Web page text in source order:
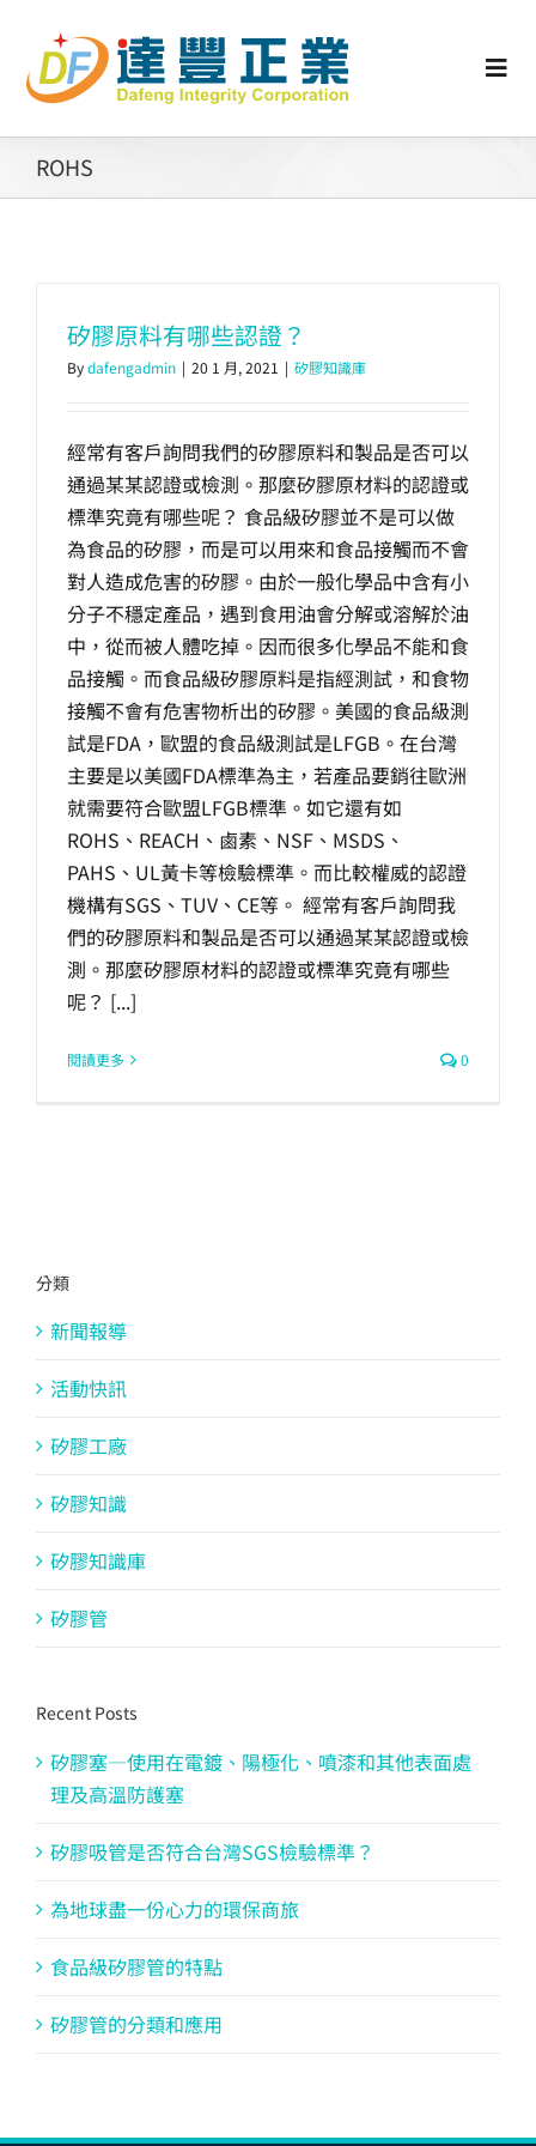
content
認識矽膠
工業零配件
矽膠客製
生產製造
選購指南
公司介紹
聯繫洽詢
ROHS
矽膠原料有哪些認證？
Bydafengadmin | 20 1 月, 2021 | 矽膠知識庫
經常有客戶詢問我們的矽膠原料和製品是否可以
通過某某認證或檢測。那麼矽膠原材料的認證或
標準究竟有哪些呢？ 食品級矽膠並不是可以做
為食品的矽膠，而是可以用來和食品接觸而不會
對人造成危害的矽膠。由於一般化學品中含有小
分子不穩定產品，遇到食用油會分解或溶解於油
中，從而被人體吃掉。因而很多化學品不能和食
品接觸。而食品級矽膠原料是指經測試，和食物
接觸不會有危害物析出的矽膠。美國的食品級測
試是FDA，歐盟的食品級測試是LFGB。在台灣
主要是以美國FDA標準為主，若產品要銷往歐洲
就需要符合歐盟LFGB標準。如它還有如
ROHS、REACH、鹵素、NSF、MSDS、
PAHS、UL黃卡等檢驗標準。而比較權威的認證
機構有SGS、TUV、CE等。 經常有客戶詢問我
們的矽膠原料和製品是否可以通過某某認證或檢
測。那麼矽膠原材料的認證或標準究竟有哪些
呢？ [...]
閱讀更多 0
分類
新聞報導
活動快訊
矽膠工廠
矽膠知識
矽膠知識庫
矽膠管
Recent Posts
矽膠塞—使用在電鍍、陽極化、噴漆和其他表面處
理及高溫防護塞
矽膠吸管是否符合台灣SGS檢驗標準？
為地球盡一份心力的環保商旅
食品級矽膠管的特點
矽膠管的分類和應用